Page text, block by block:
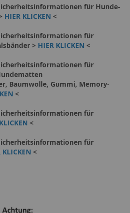
für Hunde-
HIER KLICKEN <
für
> HIER KLICKEN <
für
Baumwolle, Gummi, Memory-
<
für
<
für
KLICKEN <